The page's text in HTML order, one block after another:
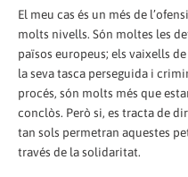
El meu cas és un més de
molts nivells. Són moltes les
països europeus; els vaixells
la seva tasca perseguida i
procés, són molts més que
conclòs. Però si, es tracta de
tan sols permetran aquestes
través de la solidaritat.